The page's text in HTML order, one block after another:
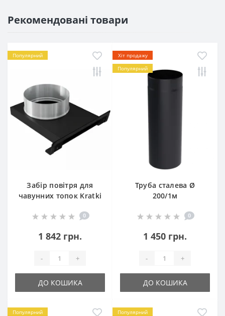
Рекомендовані товари
Популярний
Забір повітря для
чавунних топок Kratki
0
1 842 грн.
- +
ДО КОШИКА
Хіт продажу
Популярний
Труба сталева Ø
200/1м
0
1 450 грн.
- +
ДО КОШИКА
Популярний Популярний